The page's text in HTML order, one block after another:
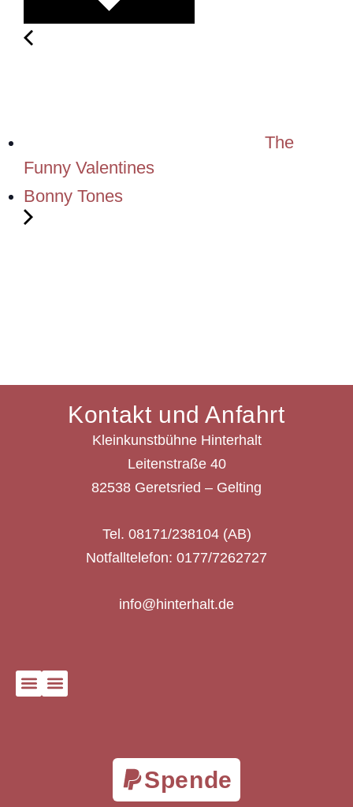
The
Funny Valentines
Bonny Tones
Kontakt und Anfahrt
Kleinkunstbühne Hinterhalt
Leitenstraße 40
82538 Geretsried – Gelting
Tel. 08171/238104 (AB)
Notfalltelefon: 0177/7262727
info@hinterhalt.de
Spende